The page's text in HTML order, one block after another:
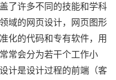
许多不同的技能和学科
域的网页设计，网页图形
化的代码和专有软件，用
常会分为若干个工作小
计是设计过程的前端（客